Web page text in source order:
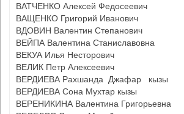
ВАТЧЕНКО Алексей Федосеевич
ВАЩЕНКО Григорий Иванович
ВДОВИН Валентин Степанович
ВЕЙПА Валентина Станиславовна
ВЕКУА Илья Несторович
ВЕЛИК Петр Алексеевич
ВЕРДИЕВА Рахшанда Джафар кызы
ВЕРДИЕВА Сона Мухтар кызы
ВЕРЕНИКИНА Валентина Григорьевна